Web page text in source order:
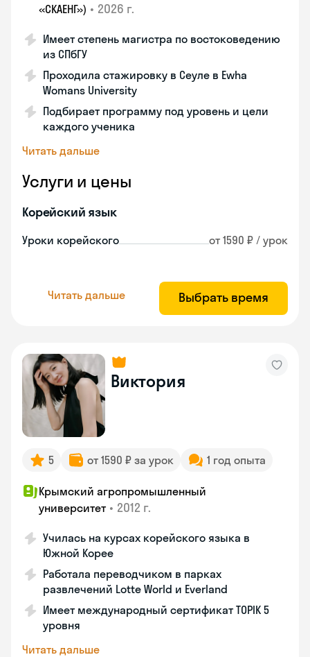
«СКАЕНГ») • 2026 г.
Имеет степень магистра по востоковедению
из СПбГУ
Проходила стажировку в Сеуле в Ewha
Womans University
Подбирает программу под уровень и цели
каждого ученика
Читать дальше
Услуги и цены
Корейский язык
Уроки корейского от 1590 ₽ / урок
Читать дальше Выбрать время
Виктория
5 от 1590 ₽ за урок 1 год опыта
Крымский агропромышленный
университет • 2012 г.
Училась на курсах корейского языка в
Южной Корее
Работала переводчиком в парках
развлечений Lotte World и Everland
Имеет международный сертификат TOPIK 5
уровня
Читать дальше